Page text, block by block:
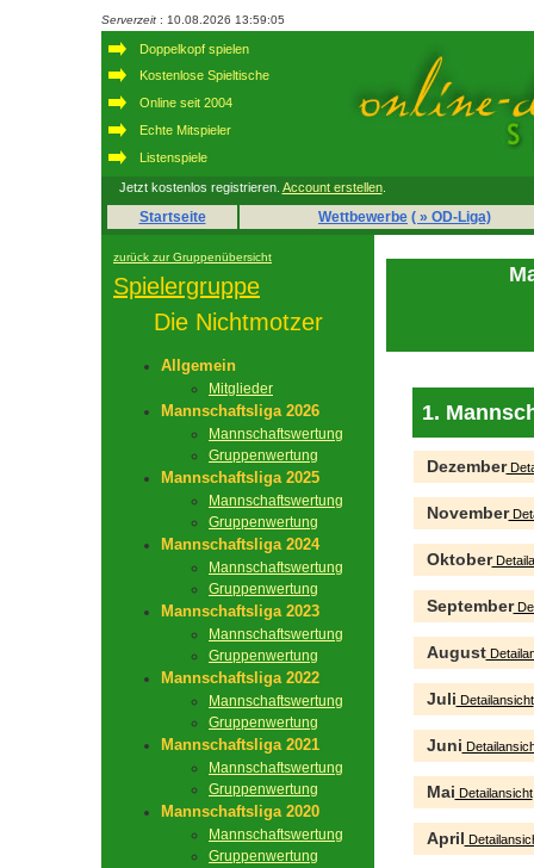
Serverzeit : 10.08.2026 13:59:05
Doppelkopf spielen
Kostenlose Spieltische
Online seit 2004
Echte Mitspieler
Listenspiele
Jetzt kostenlos registrieren. Account erstellen.
Startseite Wettbewerbe ( » OD-Liga)
zurück zur Gruppenübersicht
Spielergruppe
Die Nichtmotzer
Allgemein
Mitglieder
Mannschaftsliga 2026
Mannschaftswertung
Gruppenwertung
Mannschaftsliga 2025
Mannschaftswertung
Gruppenwertung
Mannschaftsliga 2024
Mannschaftswertung
Gruppenwertung
Mannschaftsliga 2023
Mannschaftswertung
Gruppenwertung
Mannschaftsliga 2022
Mannschaftswertung
Gruppenwertung
Mannschaftsliga 2021
Mannschaftswertung
Gruppenwertung
Mannschaftsliga 2020
Mannschaftswertung
Gruppenwertung
1.
Dezember
November
Oktober
September
August
Juli Detailansicht
Juni
Mai Detailansicht
April